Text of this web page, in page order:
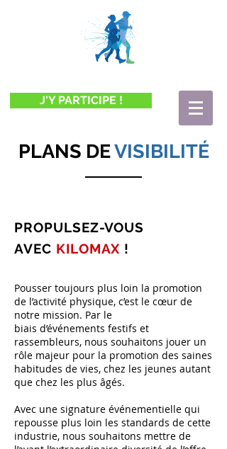
J'Y PARTICIPE !
PLANS DEVISIBILITÉ
PROPULSEZ-VOUS
AVEC KILOMAX !
Pousser toujours plus loin la promotion
de l’activité physique, c’est le cœur de
notre mission. Par le
biais d’événements festifs et
rassembleurs, nous souhaitons jouer un
rôle majeur pour la promotion des saines
habitudes de vies, chez les jeunes autant
que chez les plus âgés.
Avec une signature événementielle qui
repousse plus loin les standards de cette
industrie, nous souhaitons mettre de